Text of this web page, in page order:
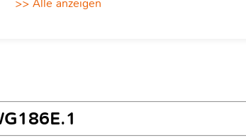
>> Alle anzeigen